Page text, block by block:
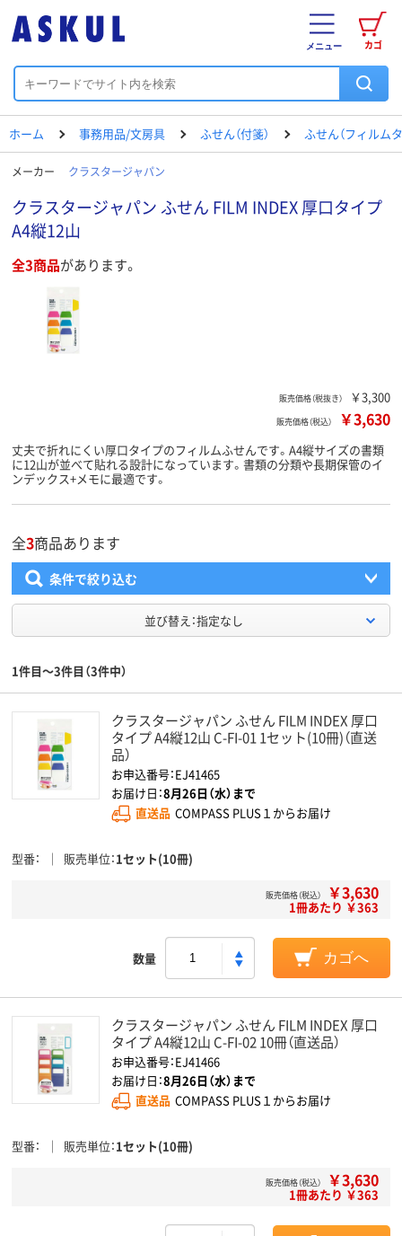
カゴ
メニュー
ホーム 事務用品/文房具 ふせん（付箋） ふせん（フィルム
メーカー クラスタージャパン
クラスタージャパン ふせん FILM INDEX 厚口タイプ
A4縦12山
全3商品があります。
販売価格（税抜き） ￥3,300
販売価格（税込） ￥3,630
丈夫で折れにくい厚口タイプのフィルムふせんです。A4縦サイズの書類
に12山が並べて貼れる設計になっています。書類の分類や長期保管のイ
ンデックス+メモに最適です。
全3商品あります
条件で絞り込む
並び替え：指定なし
1件目～3件目（3件中）
クラスタージャパン ふせん FILM INDEX 厚口
タイプ A4縦12山 C-FI-01 1セット(10冊)（直送
品）
お申込番号：EJ41465
お届け日：8月26日（水）まで
直送品 COMPASS PLUS１からお届け
型番 販売単位 1セット(10冊)
販売価格（税込） ￥3,630
1冊あたり ￥363
数量 カゴへ
クラスタージャパン ふせん FILM INDEX 厚口
タイプ A4縦12山 C-FI-02 10冊（直送品）
お申込番号：EJ41466
お届け日：8月26日（水）まで
直送品 COMPASS PLUS１からお届け
型番 販売単位 1セット(10冊)
販売価格（税込） ￥3,630
1冊あたり ￥363